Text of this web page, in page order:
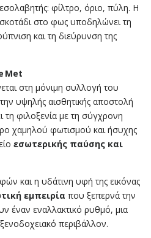
φίλτρο, όριο, πύλη. Η
στο φως υποδηλώνει τη
και τη διεύρυνση της
Met
στη μόνιμη συλλογή του
υψηλής αισθητικής αποστολή
φιλοξενία με τη σύγχρονη
χαμηλού φωτισμού και ήσυχης
εσωτερικής παύσης και
και η υδάτινη υφή της εικόνας
εμπειρία που ξεπερνά την
έναν εναλλακτικό ρυθμό, μια
περιβάλλον.